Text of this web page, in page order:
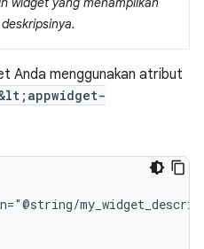
Anda menggunakan atribut